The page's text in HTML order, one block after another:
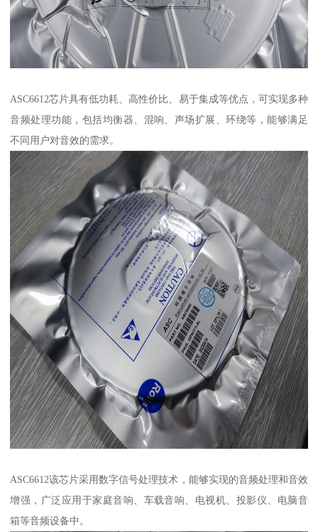
ASC6612芯片具有低功耗、高性价比、易于集成等优点，可实现多种
音频处理功能，包括均衡器、混响、声场扩展、环绕等，能够满足
不同用户对音效的需求。
ASC6612该芯片采用数字信号处理技术，能够实现的音频处理和音效
增强，广泛应用于家庭音响、车载音响、电视机、投影仪、电脑音
箱等音频设备中。